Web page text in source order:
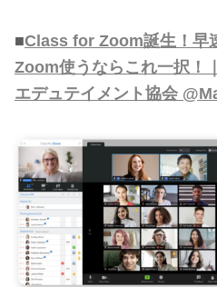
■Class for Zoom誕生！早
Zoom使うならこれ一択！
エデュテイメント協会